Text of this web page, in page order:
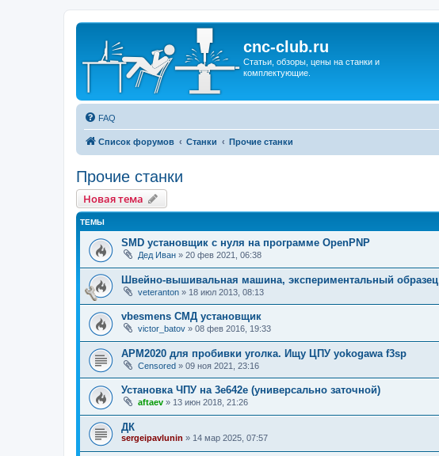
cnc-club.ru
Статьи, обзоры, цены на станки и
комплектующие.
FAQ
Список форумов Станки Прочие станки
Прочие станки
Новая тема
ТЕМЫ
SMD установщик c нуля на программе OpenPNP
Дед Иван » 20 фев 2021, 06:38
Швейно-вышивальная машина, экспериментальный образец
veteranton » 18 июл 2013, 08:13
vbesmens СМД установщик
victor_batov » 08 фев 2016, 19:33
APM2020 для пробивки уголка. Ищу ЦПУ yokogawa f3sp
Censored » 09 ноя 2021, 23:16
Установка ЧПУ на 3е642е (универсально заточной)
aftaev » 13 июн 2018, 21:26
ДК
sergeipavlunin » 14 мар 2025, 07:57